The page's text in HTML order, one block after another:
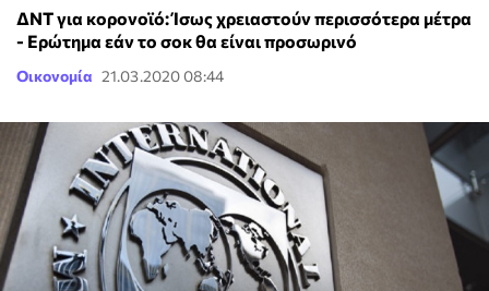
ΔΝΤ για κορονοϊό: Ίσως χρειαστούν περισσότερα μέτρα
- Ερώτημα εάν το σοκ θα είναι προσωρινό
Οικονομία 21.03.2020 08:44